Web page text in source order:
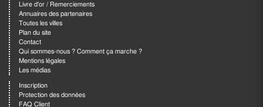
Livre d'or / Remerciements
Annuaires des partenaires
Toutes les villes
Plan du site
Contact
Qui sommes-nous ? Comment ça marche ?
Mentions légales
Les médias
Inscription
Protection des données
FAQ Client